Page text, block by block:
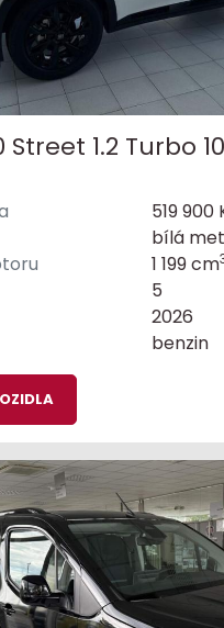
Street 1.2 Turbo
519 900
bílá
1 199 cm
5
2026
benzin